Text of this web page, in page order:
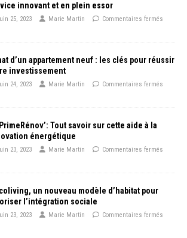
innovant et en plein essor
25, 2023 Marie Martin Commentaires fermés
d’un appartement neuf : les clés pour réussir
investissement
24, 2023 Marie Martin Commentaires fermés
Tout savoir sur cette aide à la
énergétique
23, 2023 Marie Martin Commentaires fermés
un nouveau modèle d’habitat pour
l’intégration sociale
23, 2023 Marie Martin Commentaires fermés